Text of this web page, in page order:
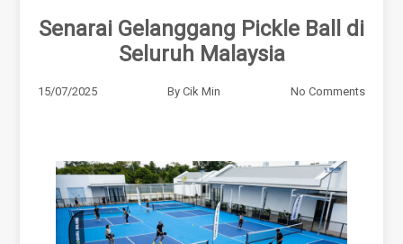
Senarai Gelanggang Pickle Ball di
Seluruh Malaysia
15/07/2025 By Cik Min No Comments